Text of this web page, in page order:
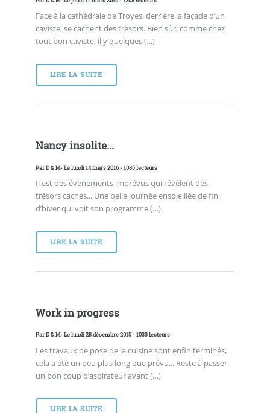
Face à la cathédrale de Troyes, derrière la façade d’un
caviste, se cachent des trésors. Bien sûr, comme chez
tout bon caviste, il y quelques (…)
LIRE LA SUITE
Nancy insolite...
ParD & M- Le lundi 14 mars 2016 - 1085 lecteurs
Il est des événements imprévus qui révèlent des
trésors cachés... Une belle journée ensoleillée de fin
d’hiver qui voit son programme (…)
LIRE LA SUITE
Work in progress
ParD & M- Le lundi 28 décembre 2015 - 1033 lecteurs
Les travaux de pose de la cuisine sont enfin terminés,
cela a été un peu plus long que prévu... Reste à passer
un bon coup d’aspirateur avant (…)
LIRE LA SUITE